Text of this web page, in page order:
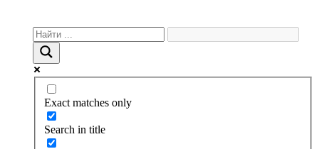
Exact matches only
Search in title